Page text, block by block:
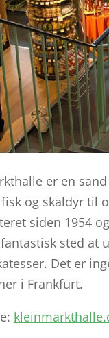
er en
og skaldyr til
siden 1954
sted at
Det er
i Frankfurt.